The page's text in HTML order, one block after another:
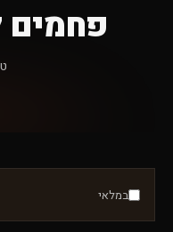
פחמים
במלאי